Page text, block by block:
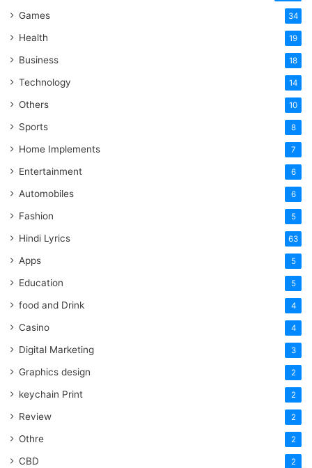
Games 34
Health 19
Business 18
Technology 14
Others 10
Sports 8
Home Implements 7
Entertainment 6
Automobiles 6
Fashion 5
Hindi Lyrics 63
Apps 5
Education 5
food and Drink 4
Casino 4
Digital Marketing 3
Graphics design 2
keychain Print 2
Review 2
Othre 2
CBD 2